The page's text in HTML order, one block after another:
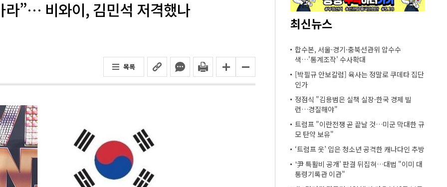
라”… 비와이, 김민석 저격했나
목록
최신뉴스
합수본, 서울·경기·충북선관위 압수수
색…'통계조작' 수사확대
[박필규 안보칼럼] 육사는 정말로 쿠데타 집단
인가
정점식 "김용범은 실책 실장·한국 경제 빌
런…경질해야"
트럼프 "이란전쟁 곧 끝날 것…미군 막대한 규
모 탄약 보유"
‘트럼프 옷’ 입은 청소년 공격한 캐나다인 추방
'尹 특활비 공개' 판결 뒤집혀…대법 "이미 대
통령기록관 이관"